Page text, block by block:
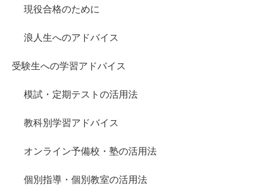
現役合格のために
浪人生へのアドバイス
受験生への学習アドバイス
模試・定期テストの活用法
教科別学習アドバイス
オンライン予備校・塾の活用法
個別指導・個別教室の活用法